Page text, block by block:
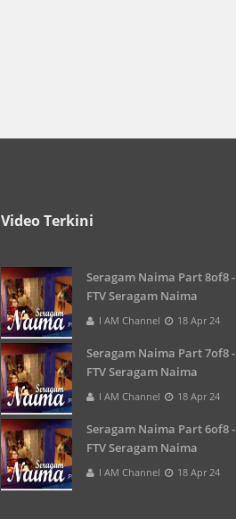
Video Terkini
Seragam Naima Part 8of8 -
FTV Seragam Naima
I AM Channel 18 Apr 24
Seragam Naima Part 7of8 -
FTV Seragam Naima
I AM Channel 18 Apr 24
Seragam Naima Part 6of8 -
FTV Seragam Naima
I AM Channel 18 Apr 24